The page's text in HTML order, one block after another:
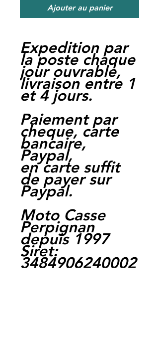
Ajouter au panier
Expedition par
la poste chaque
jour ouvrable,
livraison entre 1
et 4 jours.
Paiement par
cheque, carte
bancaire,
Paypal,
en carte suffit
de payer sur
Paypal.
Moto Casse
Perpignan
depuis 1997
Siret:
3484906240002